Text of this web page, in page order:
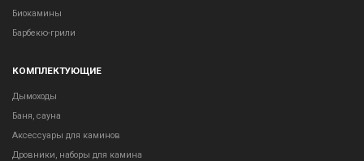
Биокамины
Барбекю-грили
КОМПЛЕКТУЮЩИЕ
Дымоходы
Баня, сауна
Аксессуары для каминов
Дровники, наборы для камина